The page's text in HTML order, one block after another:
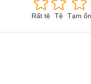
Rất tệ Tệ Tạm ổn